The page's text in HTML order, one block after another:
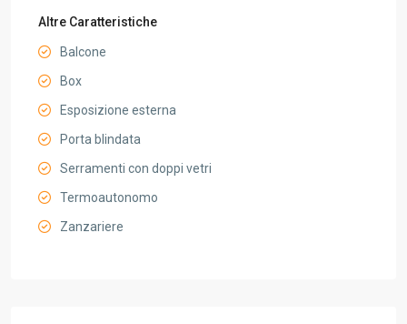
Altre Caratteristiche
Balcone
Box
Esposizione esterna
Porta blindata
Serramenti con doppi vetri
Termoautonomo
Zanzariere